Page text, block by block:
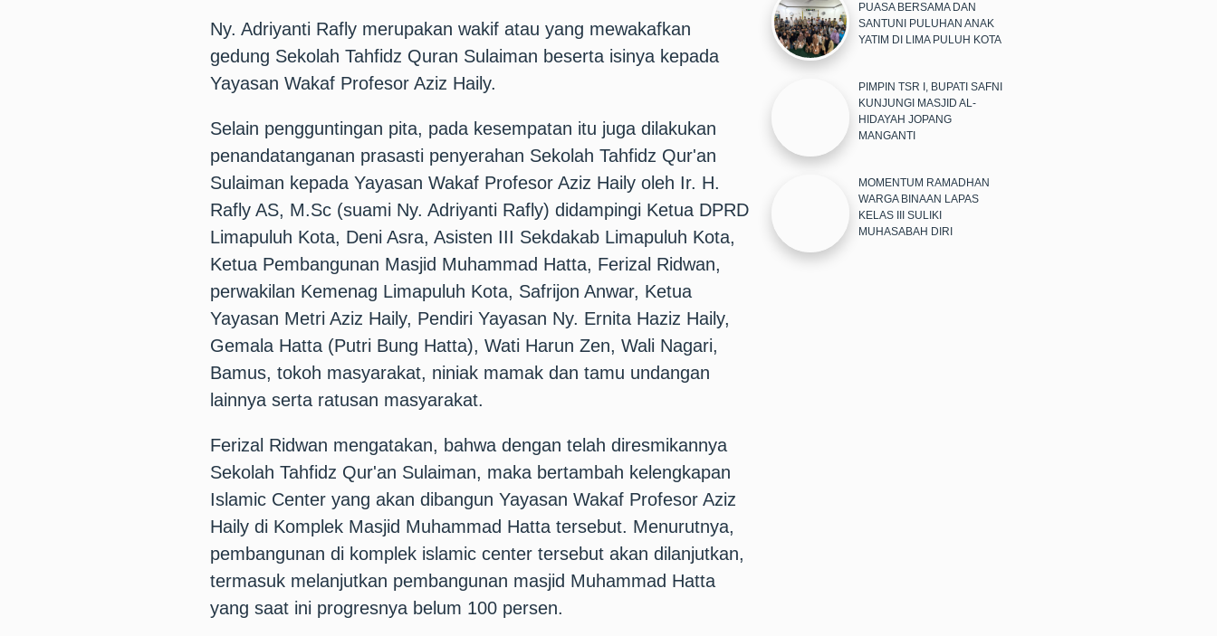
Ny. Adriyanti Rafly merupakan wakif atau yang mewakafkan
gedung Sekolah Tahfidz Quran Sulaiman beserta isinya kepada
Yayasan Wakaf Profesor Aziz Haily.
Selain pengguntingan pita, pada kesempatan itu juga dilakukan
penandatanganan prasasti penyerahan Sekolah Tahfidz Qur'an
Sulaiman kepada Yayasan Wakaf Profesor Aziz Haily oleh Ir. H.
Rafly AS, M.Sc (suami Ny. Adriyanti Rafly) didampingi Ketua DPRD
Limapuluh Kota, Deni Asra, Asisten III Sekdakab Limapuluh Kota,
Ketua Pembangunan Masjid Muhammad Hatta, Ferizal Ridwan,
perwakilan Kemenag Limapuluh Kota, Safrijon Anwar, Ketua
Yayasan Metri Aziz Haily, Pendiri Yayasan Ny. Ernita Haziz Haily,
Gemala Hatta (Putri Bung Hatta), Wati Harun Zen, Wali Nagari,
Bamus, tokoh masyarakat, niniak mamak dan tamu undangan
lainnya serta ratusan masyarakat.
Ferizal Ridwan mengatakan, bahwa dengan telah diresmikannya
Sekolah Tahfidz Qur'an Sulaiman, maka bertambah kelengkapan
Islamic Center yang akan dibangun Yayasan Wakaf Profesor Aziz
Haily di Komplek Masjid Muhammad Hatta tersebut. Menurutnya,
pembangunan di komplek islamic center tersebut akan dilanjutkan,
termasuk melanjutkan pembangunan masjid Muhammad Hatta
yang saat ini progresnya belum 100 persen.
PUASA BERSAMA DAN
SANTUNI PULUHAN ANAK
YATIM DI LIMA PULUH KOTA
PIMPIN TSR I, BUPATI SAFNI
KUNJUNGI MASJID AL-
HIDAYAH JOPANG
MANGANTI
MOMENTUM RAMADHAN
WARGA BINAAN LAPAS
KELAS III SULIKI
MUHASABAH DIRI